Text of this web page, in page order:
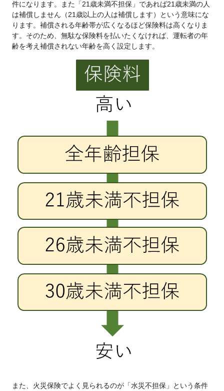
件になります。また「21歳未満不担保」であれば21歳未満の人
は補償しません（21歳以上の人は補償します）という意味にな
ります。補償される年齢帯が広くなるほど保険料は高くなりま
す。そのため、無駄な保険料を払いたくなければ、運転者の年
齢を考え補償されない年齢を高く設定します。
また、火災保険でよく見られるのが「水災不担保」という条件